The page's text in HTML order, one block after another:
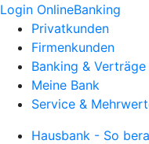
Login OnlineBanking
Privatkunden
Firmenkunden
Banking & Verträge
Meine Bank
Service &
Hausbank - So